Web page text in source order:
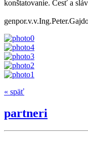
konštatovanie. Česť a
« späť
partneri